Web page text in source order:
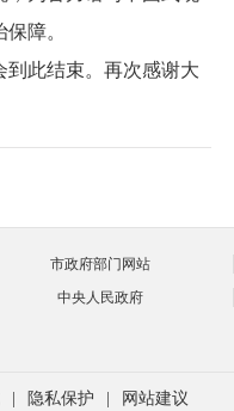
障。
此结束。再次感谢大
市政府部门网站
中央人民政府
隐私保护 网站建议